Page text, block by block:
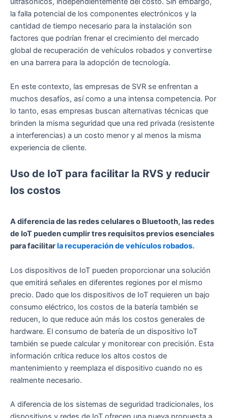
la falla potencial de los componentes electrónicos y la
cantidad de tiempo necesario para la instalación son
factores que podrían frenar el crecimiento del mercado
global de recuperación de vehículos robados y convertirse
en una barrera para la adopción de tecnología.
En este contexto, las empresas de SVR se enfrentan a
muchos desafíos, así como a una intensa competencia. Por
lo tanto, esas empresas buscan alternativas técnicas que
brinden la misma seguridad que una red privada (resistente
a interferencias) a un costo menor y al menos la misma
experiencia de cliente.
Uso de IoT para facilitar la RVS y reducir
los costos
A diferencia de las redes celulares o Bluetooth, las redes
de IoT pueden cumplir tres requisitos previos esenciales
para facilitar la recuperación de vehículos robados.
Los dispositivos de IoT pueden proporcionar una solución
que emitirá señales en diferentes regiones por el mismo
precio. Dado que los dispositivos de IoT requieren un bajo
consumo eléctrico, los costos de la batería también se
reducen, lo que reduce aún más los costos generales de
hardware. El consumo de batería de un dispositivo IoT
también se puede calcular y monitorear con precisión. Esta
información crítica reduce los altos costos de
mantenimiento y reemplaza el dispositivo cuando no es
realmente necesario.
A diferencia de los sistemas de seguridad tradicionales, los